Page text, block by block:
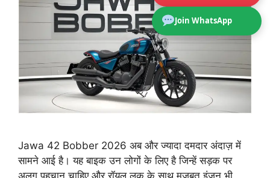
Join WhatsApp
Jawa 42 Bobber 2026 अब और ज्यादा दमदार अंदाज़ में
सामने आई है। यह बाइक उन लोगों के लिए है जिन्हें सड़क पर
अलग पहचान चाहिए और रॉयल लुक के साथ मजबूत इंजन भी